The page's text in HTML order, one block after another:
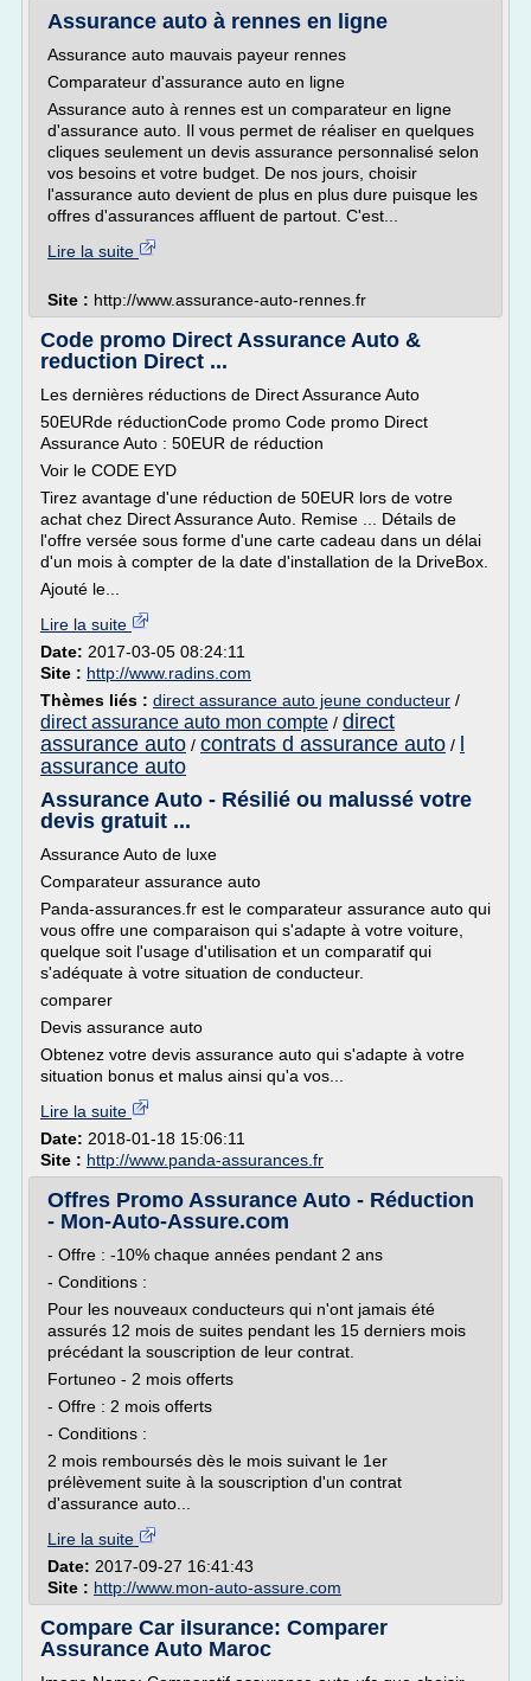
Assurance auto à rennes en ligne
Assurance auto mauvais payeur rennes
Comparateur d'assurance auto en ligne
Assurance auto à rennes est un comparateur en ligne
d'assurance auto. Il vous permet de réaliser en quelques
cliques seulement un devis assurance personnalisé selon
vos besoins et votre budget. De nos jours, choisir
l'assurance auto devient de plus en plus dure puisque les
offres d'assurances affluent de partout. C'est...
Lire la suite
Site : http://www.assurance-auto-rennes.fr
Code promo Direct Assurance Auto &
reduction Direct ...
Les dernières réductions de Direct Assurance Auto
50EURde réductionCode promo Code promo Direct
Assurance Auto : 50EUR de réduction
Voir le CODE EYD
Tirez avantage d'une réduction de 50EUR lors de votre
achat chez Direct Assurance Auto. Remise ... Détails de
l'offre versée sous forme d'une carte cadeau dans un délai
d'un mois à compter de la date d'installation de la DriveBox.
Ajouté le...
Lire la suite
Date: 2017-03-05 08:24:11
Site : http://www.radins.com
Thèmes liés : direct assurance auto jeune conducteur /
direct assurance auto mon compte / direct
assurance auto / contrats d assurance auto /
assurance auto
Assurance Auto - Résilié ou malussé votre
devis gratuit ...
Assurance Auto de luxe
Comparateur assurance auto
Panda-assurances.fr est le comparateur assurance auto qui
vous offre une comparaison qui s'adapte à votre voiture,
quelque soit l'usage d'utilisation et un comparatif qui
s'adéquate à votre situation de conducteur.
comparer
Devis assurance auto
Obtenez votre devis assurance auto qui s'adapte à votre
situation bonus et malus ainsi qu'a vos...
Lire la suite
Date: 2018-01-18 15:06:11
Site : http://www.panda-assurances.fr
Offres Promo Assurance Auto - Réduction
- Mon-Auto-Assure.com
- Offre : -10% chaque années pendant 2 ans
- Conditions :
Pour les nouveaux conducteurs qui n'ont jamais été
assurés 12 mois de suites pendant les 15 derniers mois
précédant la souscription de leur contrat.
Fortuneo - 2 mois offerts
- Offre : 2 mois offerts
- Conditions :
2 mois remboursés dès le mois suivant le 1er
prélèvement suite à la souscription d'un contrat
d'assurance auto...
Lire la suite
Date: 2017-09-27 16:41:43
Site : http://www.mon-auto-assure.com
Compare Car iIsurance: Comparer
Assurance Auto Maroc